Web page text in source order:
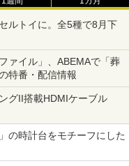
ルトイに。全5種で8月下
ァイル」、ABEMAで「葬
特番・配信情報
グII搭載HDMIケーブル
の時計台をモチーフにした